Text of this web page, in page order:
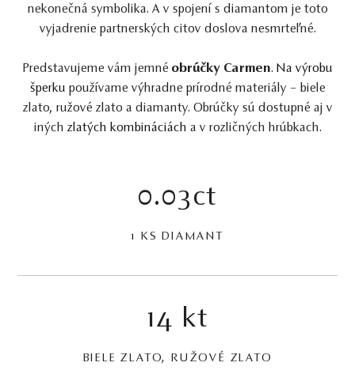
nekonečná symbolika. A v spojení s diamantom je toto
vyjadrenie partnerských citov doslova nesmrteľné.
Predstavujeme vám jemné obrúčky Carmen. Na výrobu
šperku používame výhradne prírodné materiály – biele
zlato, ružové zlato a diamanty. Obrúčky sú dostupné aj v
iných zlatých kombináciách a v rozličných hrúbkach.
0.03ct
1 KS DIAMANT
14 kt
BIELE ZLATO, RUŽOVÉ ZLATO